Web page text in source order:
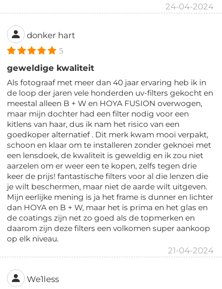
24-04-2024
donker hart
5
geweldige kwaliteit
Als fotograaf met meer dan 40 jaar ervaring heb ik in
de loop der jaren vele honderden uv-filters gekocht en
meestal alleen B + W en HOYA FUSION overwogen,
maar mijn dochter had een filter nodig voor een
kitlens van haar, dus ik nam het risico van een
goedkoper alternatief . Dit merk kwam mooi verpakt,
schoon en klaar om te installeren zonder geknoei met
een lensdoek, de kwaliteit is geweldig en ik zou niet
aarzelen om er weer een te kopen, zelfs tegen drie
keer de prijs! fantastische filters voor al die lenzen die
je wilt beschermen, maar niet de aarde wilt uitgeven.
Mijn eerlijke mening is ja het frame is dunner en lichter
dan HOYA en B + W, maar het is prima en het glas en
de coatings zijn net zo goed als de topmerken en
daarom zijn deze filters een volkomen super aankoop
op elk niveau.
21-04-2024
We1less